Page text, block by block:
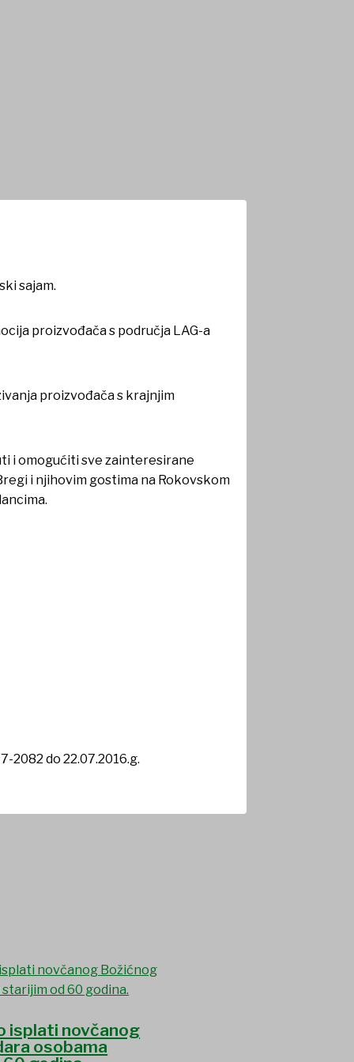
sajam.
proizvođača s područja LAG-a
proizvođača s krajnjim
i omogućiti sve zainteresirane
i njihovim gostima na Rokovskom
do 22.07.2016.g.
isplati novčanog
osobama